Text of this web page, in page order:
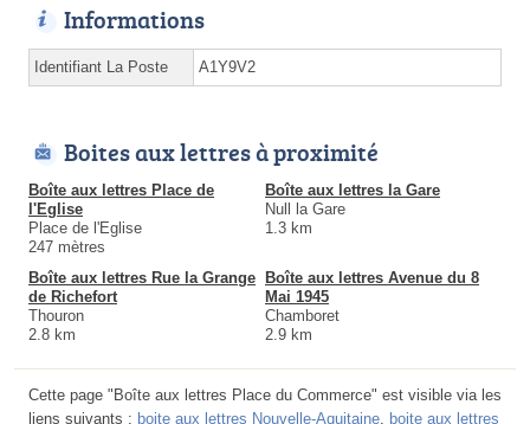
Informations
Identifiant La Poste A1Y9V2
Boites aux lettres à proximité
Boîte aux lettres Place de
l'Eglise
Place de l'Eglise
247 mètres
Boîte aux lettres la Gare
Null la Gare
1.3 km
Boîte aux lettres Rue la Grange
de Richefort
Thouron
2.8 km
Boîte aux lettres Avenue du 8
Mai 1945
Chamboret
2.9 km
Cette page "Boîte aux lettres Place du Commerce" est visible via les
liens suivants : boite aux lettres Nouvelle-Aquitaine boite aux lettres